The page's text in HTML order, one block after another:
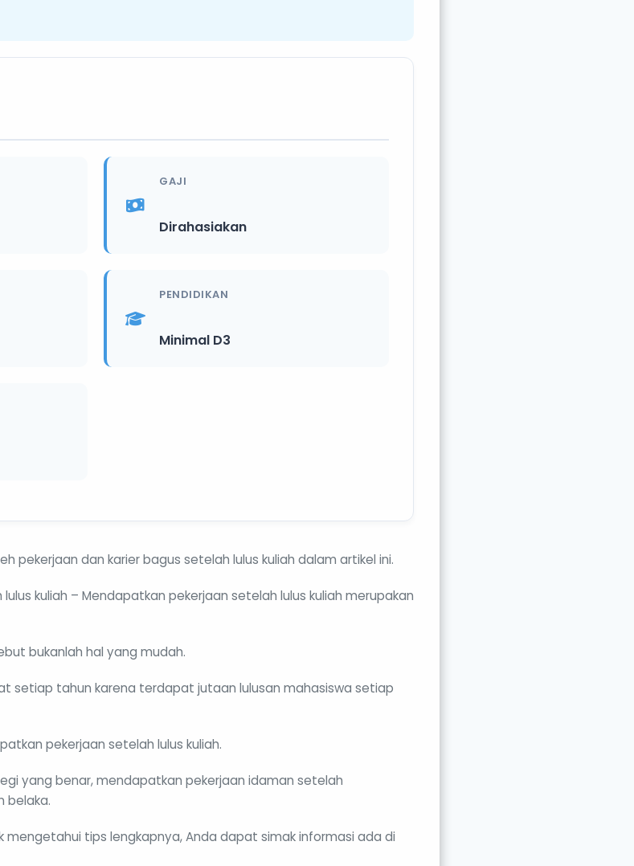
GAJI
Dirahasiakan
PENDIDIKAN
Minimal D3
pekerjaan dan karier bagus setelah lulus kuliah dalam artikel ini.
kuliah – Mendapatkan pekerjaan setelah lulus kuliah merupakan
bukanlah hal yang mudah.
setiap tahun karena terdapat jutaan lulusan mahasiswa setiap
pekerjaan setelah lulus kuliah.
yang benar, mendapatkan pekerjaan idaman setelah
belaka.
mengetahui tips lengkapnya, Anda dapat simak informasi ada di